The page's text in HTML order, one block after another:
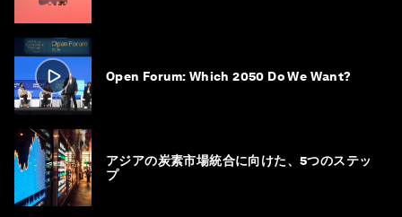
Open Forum: Which 2050 Do We Want?
アジアの炭素市場統合に向けた、5つのステッ
プ